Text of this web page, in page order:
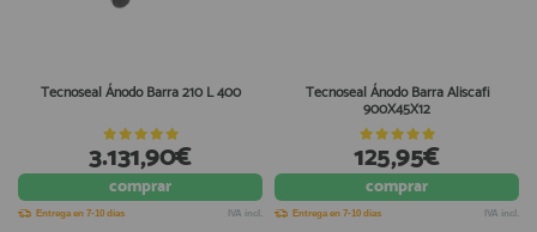
Tecnoseal Ánodo Barra 210 L 400
3.131,90€
comprar
Entrega en 7-10 días IVA incl.
Tecnoseal Ánodo Barra Aliscafi
900X45X12
125,95€
comprar
Entrega en 7-10 días IVA incl.